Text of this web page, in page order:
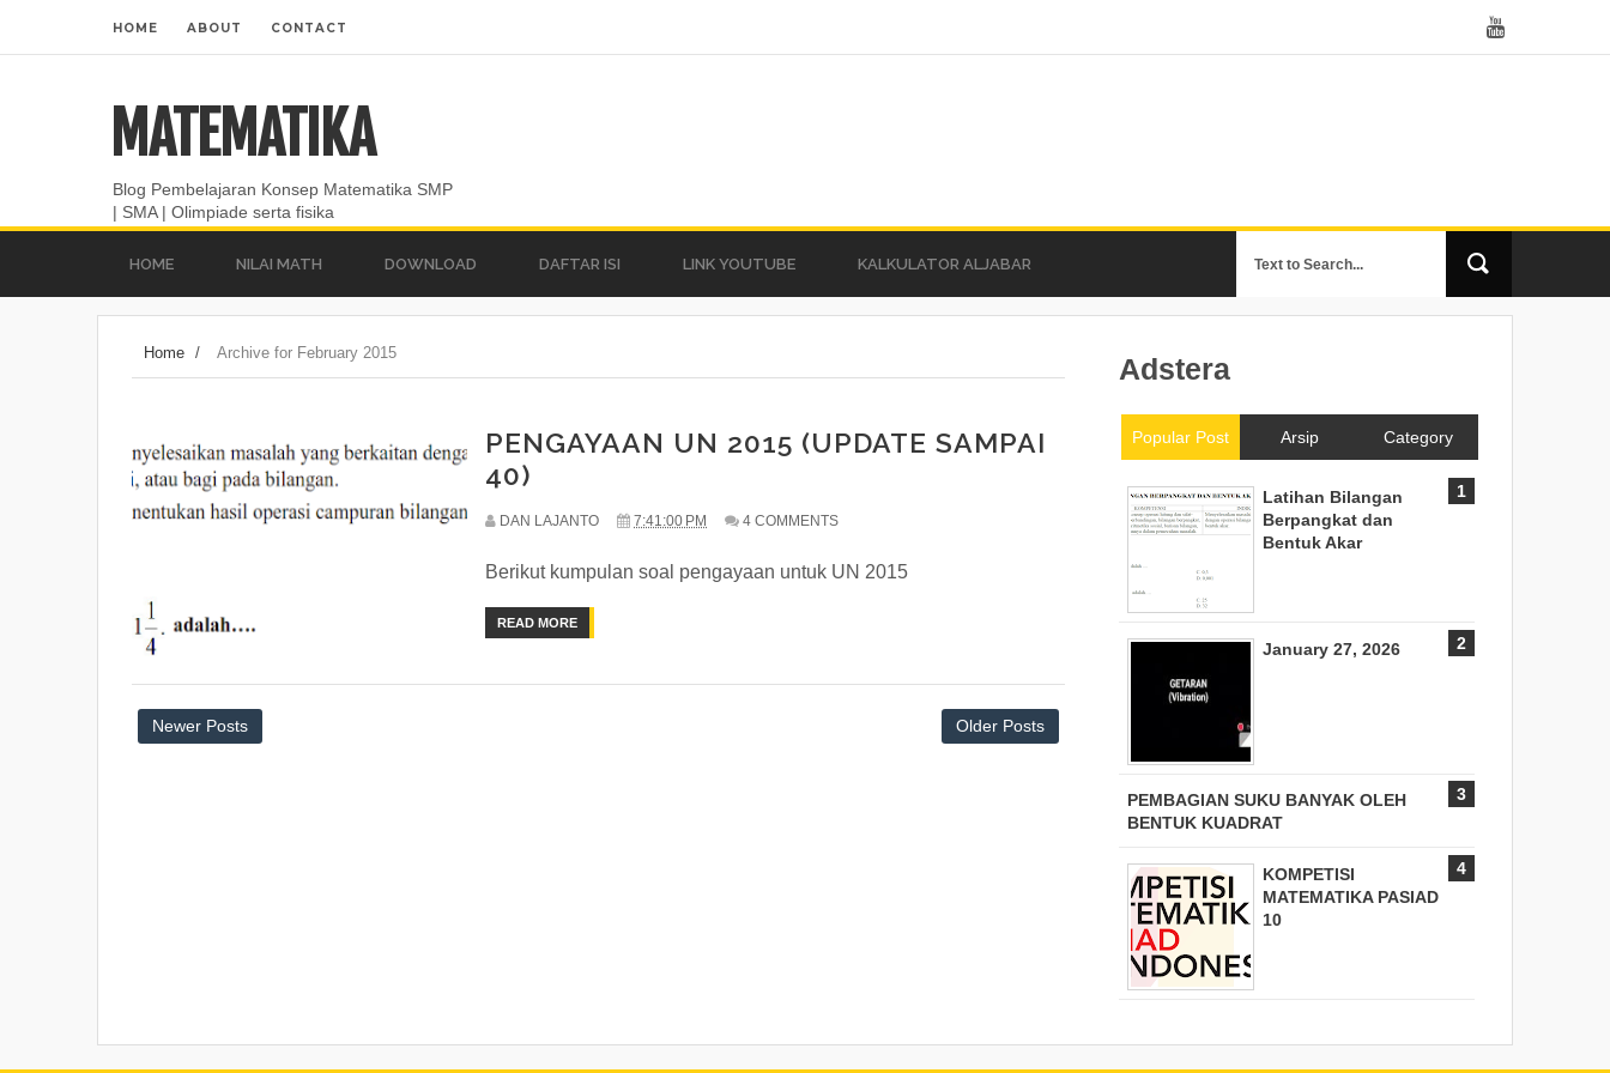
HOME ABOUT CONTACT
MATEMATIKA
Blog Pembelajaran Konsep Matematika SMP
| SMA | Olimpiade serta fisika
HOME NILAI MATH DOWNLOAD DAFTAR ISI LINK YOUTUBE KALKULATOR ALJABAR
Home / Archive for February 2015
PENGAYAAN UN 2015 (UPDATE SAMPAI
40)
DAN LAJANTO 7:41:00 PM 4 COMMENTS
Berikut kumpulan soal pengayaan untuk UN 2015
READ MORE
Newer Posts Older Posts
Adstera
Popular Post Arsip Category
Latihan Bilangan
Berpangkat dan
Bentuk Akar
January 27, 2026
PEMBAGIAN SUKU BANYAK OLEH
BENTUK KUADRAT
KOMPETISI
MATEMATIKA PASIAD
10